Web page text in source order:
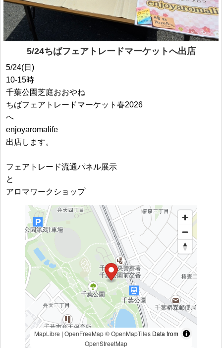
5/24ちばフェアトレードマーケットへ出店
5/24(日)
10-15時
千葉公園芝庭おおやね
ちばフェアトレードマーケット春2026
へ
enjoyaromalife
出店します。
フェアトレード流通パネル展示
と
アロマワークショップ
MapLibre | OpenFreeMap © OpenMapTilesData from
OpenStreetMap